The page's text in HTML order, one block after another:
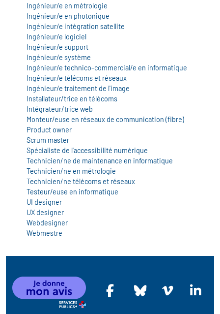
Ingénieur/e en métrologie
Ingénieur/e en photonique
Ingénieur/e intégration satellite
Ingénieur/e logiciel
Ingénieur/e support
Ingénieur/e système
Ingénieur/e technico-commercial/e en informatique
Ingénieur/e télécoms et réseaux
Ingénieur/e traitement de l'image
Installateur/trice en télécoms
Intégrateur/trice web
Monteur/euse en réseaux de communication (fibre)
Product owner
Scrum master
Spécialiste de l'accessibilité numérique
Technicien/ne de maintenance en informatique
Technicien/ne en métrologie
Technicien/ne télécoms et réseaux
Testeur/euse en informatique
UI designer
UX designer
Webdesigner
Webmestre